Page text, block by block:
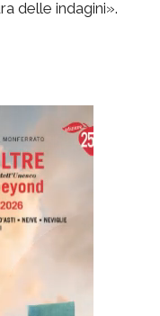
delle indagini».